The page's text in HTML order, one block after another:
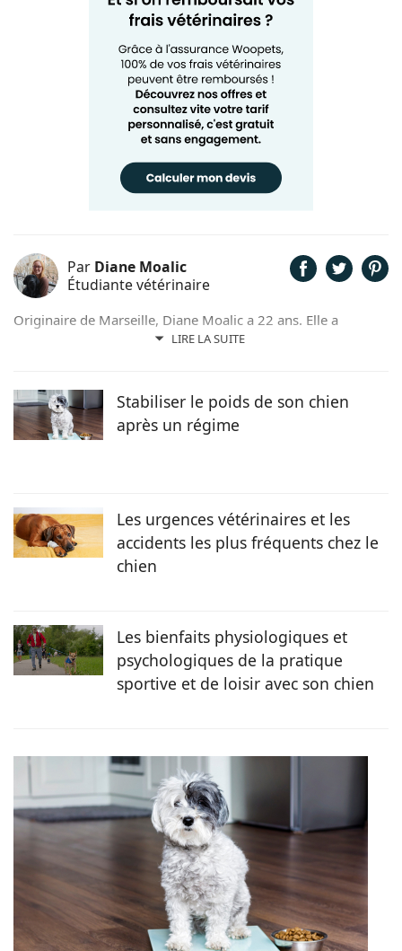
Par Diane Moalic
Étudiante vétérinaire
LIRE LA SUITE
Originaire de Marseille, Diane Moalic a 22 ans. Elle a
toujours souhaité travailler auprès des animaux et étudie
canine, mais reste ouverte à d’autres débouchés du métier
de vétérinaire.
Stabiliser le poids de son chien
après un régime
Les urgences vétérinaires et les
accidents les plus fréquents chez le
chien
Les bienfaits physiologiques et
psychologiques de la pratique
sportive et de loisir avec son chien